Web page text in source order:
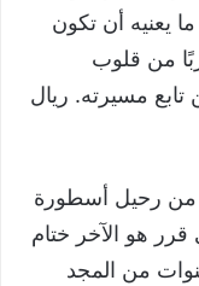
يعنيه أن تكون
من قلوب
مسيرته. ريال
من رحيل أسطورة
هو الآخر ختام
من المجد